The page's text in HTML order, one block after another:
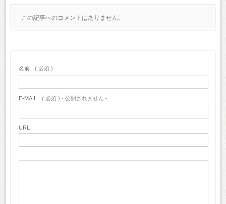
この記事へのコメントはありません。
名前 ( 必須 )
E-MAIL ( 必須 ) - 公開されません -
URL